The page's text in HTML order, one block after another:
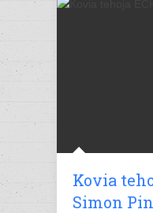
Kovia
Simon